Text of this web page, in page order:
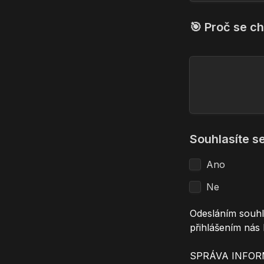
🎯 Proč se
Ano
Ne
Odesláním
přihlášením
SPRÁVA